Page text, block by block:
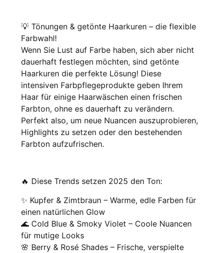
💡 Tönungen & getönte Haarkuren – die flexible
Farbwahl!
Wenn Sie Lust auf Farbe haben, sich aber nicht
dauerhaft festlegen möchten, sind getönte
Haarkuren die perfekte Lösung! Diese
intensiven Farbpflegeprodukte geben Ihrem
Haar für einige Haarwäschen einen frischen
Farbton, ohne es dauerhaft zu verändern.
Perfekt also, um neue Nuancen auszuprobieren,
Highlights zu setzen oder den bestehenden
Farbton aufzufrischen.
🔥 Diese Trends setzen 2025 den Ton:
✨ Kupfer & Zimtbraun – Warme, edle Farben für
einen natürlichen Glow
🌊 Cold Blue & Smoky Violet – Coole Nuancen
für mutige Looks
🌸 Berry & Rosé Shades – Frische, verspielte